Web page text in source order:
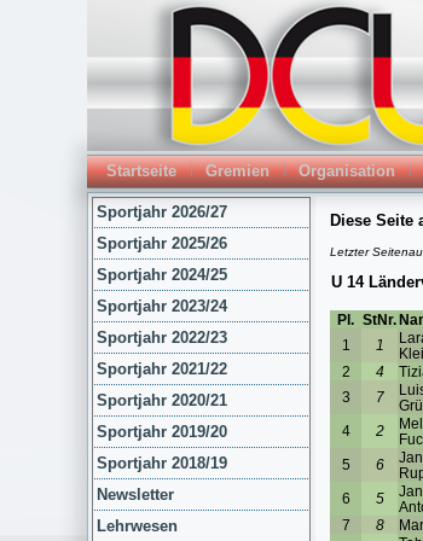
Startseite Gremien Organisation
Sportjahr 2026/27
Sportjahr 2025/26
Sportjahr 2024/25
Sportjahr 2023/24
Sportjahr 2022/23
Sportjahr 2021/22
Sportjahr 2020/21
Sportjahr 2019/20
Sportjahr 2018/19
Newsletter
Lehrwesen